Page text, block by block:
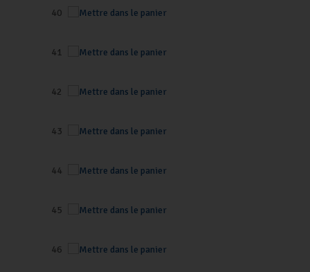
40
41
42
43
44
45
46